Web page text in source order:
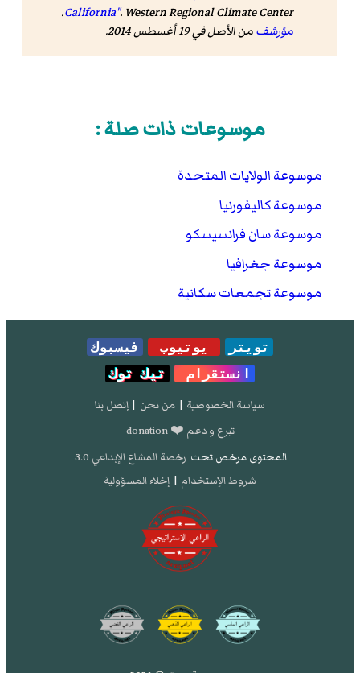
California". Western Regional Climate Center.
مؤرشفمن الأصل في 19 أغسطس 2014 .
موسوعات ذات صلة :
موسوعة الولايات المتحدة
موسوعة كاليفورنيا
موسوعة سان فرانسيسكو
موسوعة جغرافيا
موسوعة تجمعات سكانية
تويتر يوتيوب
فيسبوك
انستقرام
تيك توك
سياسة الخصوصية | من نحن | إتصل بنا
تبرع و دعم ❤️ donation
المحتوى مرخص تحت رخصة المشاع الإبداعي 3.0
شروط الإستخدام | إخلاء المسؤولية